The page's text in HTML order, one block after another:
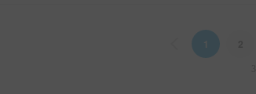
Previous
1